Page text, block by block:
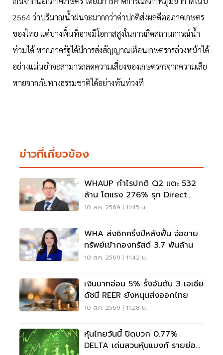
2564 ว่าปริมาณน้ำฝนจะมากกว่าค่าปกติส่งผลดีต่อภาคเกษตร
ของไทย แต่บางพื้นที่อาจมีโอกาสสูงในการเกิดสถานการณ์น้ำ
ท่วมได้ หากภาครัฐได้มีการส่งสัญญาณเตือนเกษตรกรล่วงหน้าได้
อย่างแม่นยำจะสามารถลดความเสี่ยงของเกษตรกรจากความเสีย
หายจากภัยทางธรรมชาติได้อย่างทันท่วงที
ข่าวที่เกี่ยวข้อง
WHAUP กำไรปกติ Q2 แตะ 532
ล้าน โตแรง 276% รุก Direct
PPA รับตลาด 2,000 เมกฯ
10 ส.ค. 2569 | 11:45 น.
WHA ส่งซิกครึ่งปีหลังฟื้น จ่อขาย
ทรัพย์เข้ากองทรัสต์ 3.7 พันล้าน
10 ส.ค. 2569 | 11:42 น.
เงินบาทอ่อน 5% รั้งอันดับ 3 เอเชีย
ดัชนี REER ยังหนุนส่งออกไทย
10 ส.ค. 2569 | 11:28 น.
หุ้นไทยวันนี้ ปิดบวก 0.77%
DELTA เด่นสวนหุ้นแบงก์ รายย่อย